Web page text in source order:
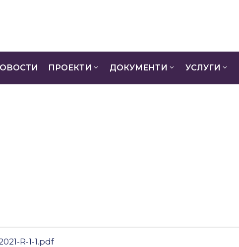
ПРОЕКТИ ДОКУМЕНТИ УСЛУГИ
R-1-1.pdf